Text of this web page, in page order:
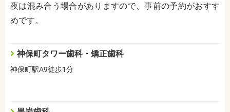
夜は混み合う場合がありますので、事前の予約がおすす
めです。
神保町タワー歯科・矯正歯科
神保町駅A9徒歩1分